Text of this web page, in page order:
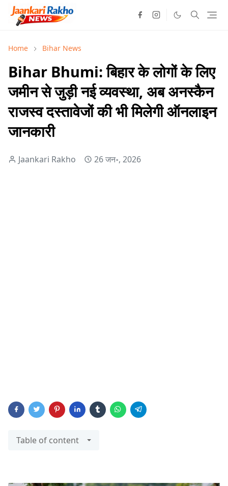
Home Bihar News
Bihar Bhumi: बिहार के लोगों के लिए
जमीन से जुड़ी नई व्यवस्था, अब अनस्कैन
राजस्व दस्तावेजों की भी मिलेगी ऑनलाइन
जानकारी
Jaankari Rakho 26 जन॰, 2026
Table of content